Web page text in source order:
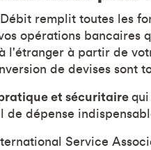
remplit toutes les
opérations bancaires
l'étranger à partir de
de devises sont
et sécuritairequi
de dépense
Service